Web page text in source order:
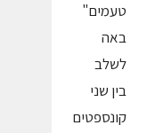
טעמים"
באה
לשלב
בין שני
קונספטים